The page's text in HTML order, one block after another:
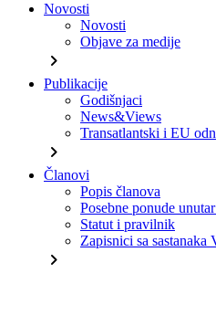
Novosti
Novosti
Objave za medije
chevron_right
Publikacije
Godišnjaci
News&Views
Transatlantski i EU
chevron_right
Članovi
Popis članova
Posebne ponude
Statut i pravilnik
Zapisnici sa sastanaka
chevron_right